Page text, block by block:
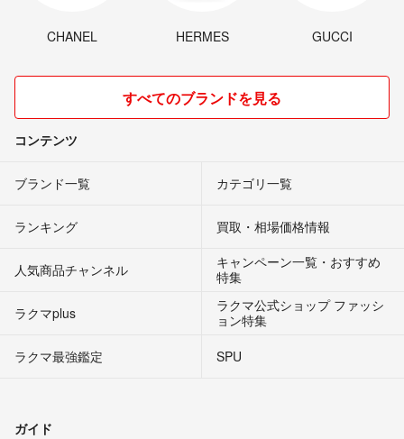
CHANEL HERMES GUCCI
すべてのブランドを見る
コンテンツ
ブランド一覧 カテゴリ一覧
ランキング 買取・相場価格情報
人気商品チャンネル
キャンペーン一覧・おすすめ
特集
ラクマplus
ラクマ公式ショップ ファッシ
ョン特集
ラクマ最強鑑定
SPU
ガイド